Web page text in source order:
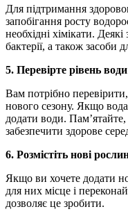
Для підтримання
запобігання росту
необхідні хімікати.
бактерії, а також засоби
5. Перевірте рівень води
Вам потрібно
нового сезону. Якщо
додати води.
забезпечити здорове
6. Розмістіть нові
Якщо ви хочете додати
для них місце і
дозволяє це зробити.